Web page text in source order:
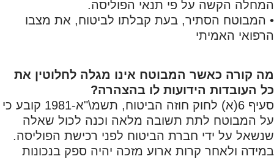
המחלה הקשה על פי תנאי הפוליסה.
• המבוטח הסתיר, בעת קבלתו לביטוח, את מצבו
הרפואי האמיתי
מה קורה כאשר המבוטח אינו מגלה לחלוטין את
כל העובדות הידועות לו בהצהרה?
סעיף 6(א) לחוק חוזה הביטוח, תשמ\"א-1981 קובע כי
על המבוטח לתת תשובה מלאה וכנה לכול שאלה
שנשאל על ידי חברת הביטוח לפני רכישת הפוליסה.
במידה ולאחר קרות ארוע מזכה יהיה ספק בנכונות